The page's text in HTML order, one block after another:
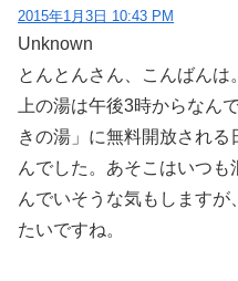
2015年1月3日 10:43 PM
Unknown
とんとんさん、こんばんは。
上の湯は午後3時からな
きの湯」に無料開放され
んでした。あそこはいつ
んでいそうな気もします
たいですね。